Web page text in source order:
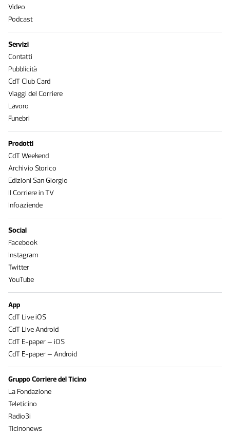
Video
Podcast
Servizi
Contatti
Pubblicità
CdT Club Card
Viaggi del Corriere
Lavoro
Funebri
Prodotti
CdT Weekend
Archivio Storico
Edizioni San Giorgio
Il Corriere in TV
Infoaziende
Social
Facebook
Instagram
Twitter
YouTube
App
CdT Live iOS
CdT Live Android
CdT E-paper – iOS
CdT E-paper – Android
Gruppo Corriere del Ticino
La Fondazione
Teleticino
Radio3i
Ticinonews